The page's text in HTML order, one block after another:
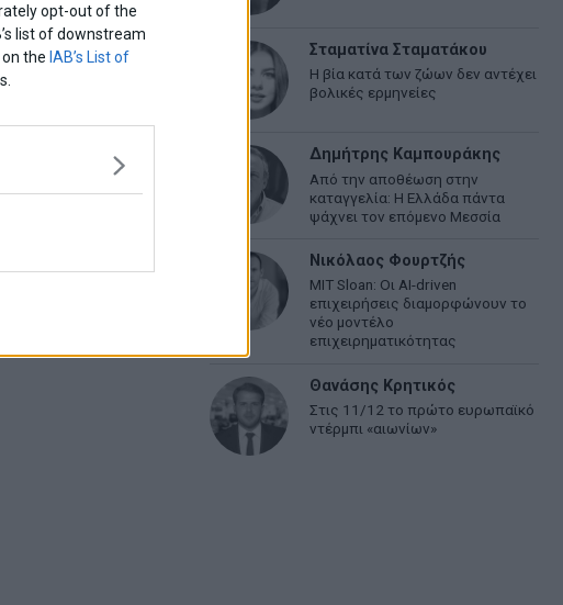
opt-out of the
list of downstream
the IAB’s List of
Σταματίνα Σταματάκου
Η βία κατά των ζώων δεν αντέχει
βολικές ερμηνείες
Δημήτρης Καμπουράκης
Από την αποθέωση στην
καταγγελία: Η Ελλάδα πάντα
ψάχνει τον επόμενο Μεσσία
Νικόλαος Φουρτζής
MIT Sloan: Οι AI-driven
επιχειρήσεις διαμορφώνουν το
νέο μοντέλο
επιχειρηματικότητας
Θανάσης Κρητικός
Στις 11/12 το πρώτο ευρωπαϊκό
ντέρμπι «αιωνίων»